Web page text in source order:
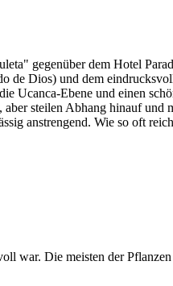
gegenüber dem Hotel
Dios) und dem
Ucanca-Ebene und einen
steilen Abhang hinauf
anstrengend. Wie so oft
war. Die meisten der